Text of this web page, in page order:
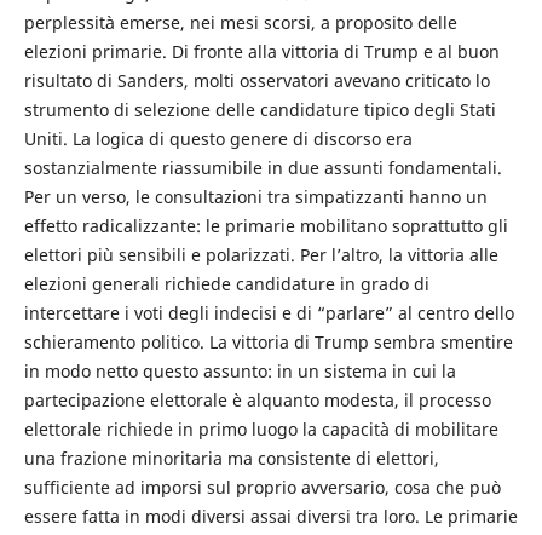
perplessità emerse, nei mesi scorsi, a proposito delle
elezioni primarie. Di fronte alla vittoria di Trump e al buon
risultato di Sanders, molti osservatori avevano criticato lo
strumento di selezione delle candidature tipico degli Stati
Uniti. La logica di questo genere di discorso era
sostanzialmente riassumibile in due assunti fondamentali.
Per un verso, le consultazioni tra simpatizzanti hanno un
effetto radicalizzante: le primarie mobilitano soprattutto gli
elettori più sensibili e polarizzati. Per l’altro, la vittoria alle
elezioni generali richiede candidature in grado di
intercettare i voti degli indecisi e di “parlare” al centro dello
schieramento politico. La vittoria di Trump sembra smentire
in modo netto questo assunto: in un sistema in cui la
partecipazione elettorale è alquanto modesta, il processo
elettorale richiede in primo luogo la capacità di mobilitare
una frazione minoritaria ma consistente di elettori,
sufficiente ad imporsi sul proprio avversario, cosa che può
essere fatta in modi diversi assai diversi tra loro. Le primarie